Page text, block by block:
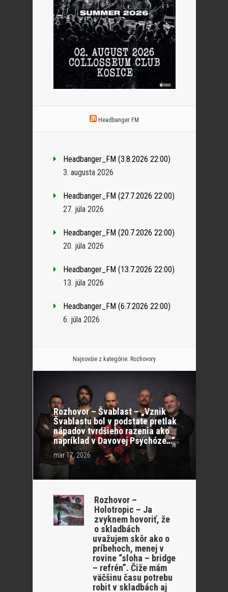
Headbanger FM
Headbanger_FM (3.8.2026 22:00)
3. augusta 2026
Headbanger_FM (27.7.2026 22:00)
27. júla 2026
Headbanger_FM (20.7.2026 22:00)
20. júla 2026
Headbanger_FM (13.7.2026 22:00)
13. júla 2026
Headbanger_FM (6.7.2026 22:00)
6. júla 2026
Najnovšie z kategórie: Rozhovory
Rozhovor – Švablast – „Vznik
Švablastu bol v podstate pretlak
nápadov tvrdšieho razenia ako
napríklad v Davovej Psychóze…“
mar 17, 2026
Rozhovor –
Holotropic – Ja
zvyknem hovoriť, že
o skladbách
uvažujem skôr ako o
príbehoch, menej v
rovine “sloha – bridge
– refrén”. Čiže mám
väčšinu času potrebu
robit v skladbách aj